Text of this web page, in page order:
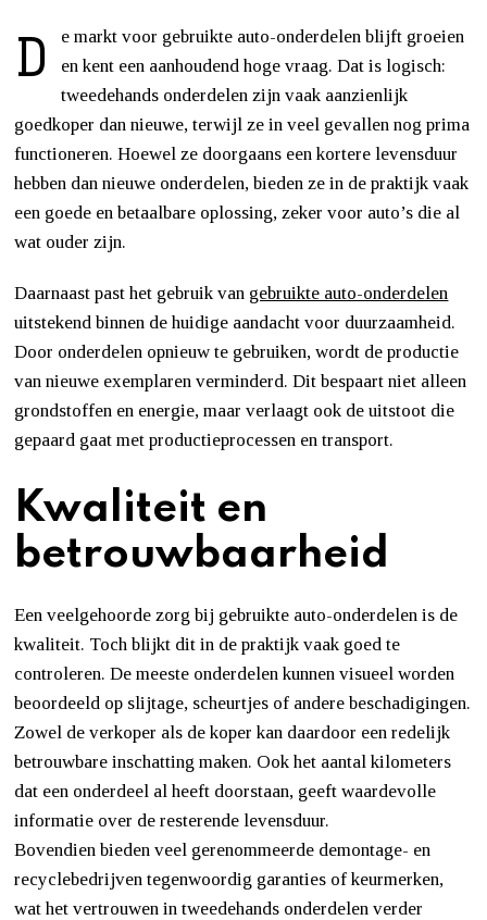
D
e markt voor gebruikte auto-onderdelen blijft groeien
en kent een aanhoudend hoge vraag. Dat is logisch:
tweedehands onderdelen zijn vaak aanzienlijk
goedkoper dan nieuwe, terwijl ze in veel gevallen nog prima
functioneren. Hoewel ze doorgaans een kortere levensduur
hebben dan nieuwe onderdelen, bieden ze in de praktijk vaak
een goede en betaalbare oplossing, zeker voor auto’s die al
wat ouder zijn.
Daarnaast past het gebruik van gebruikte auto-onderdelen
uitstekend binnen de huidige aandacht voor duurzaamheid.
Door onderdelen opnieuw te gebruiken, wordt de productie
van nieuwe exemplaren verminderd. Dit bespaart niet alleen
grondstoffen en energie, maar verlaagt ook de uitstoot die
gepaard gaat met productieprocessen en transport.
Kwaliteit en
betrouwbaarheid
Een veelgehoorde zorg bij gebruikte auto-onderdelen is de
kwaliteit. Toch blijkt dit in de praktijk vaak goed te
controleren. De meeste onderdelen kunnen visueel worden
beoordeeld op slijtage, scheurtjes of andere beschadigingen.
Zowel de verkoper als de koper kan daardoor een redelijk
betrouwbare inschatting maken. Ook het aantal kilometers
dat een onderdeel al heeft doorstaan, geeft waardevolle
informatie over de resterende levensduur.
Bovendien bieden veel gerenommeerde demontage- en
recyclebedrijven tegenwoordig garanties of keurmerken,
wat het vertrouwen in tweedehands onderdelen verder